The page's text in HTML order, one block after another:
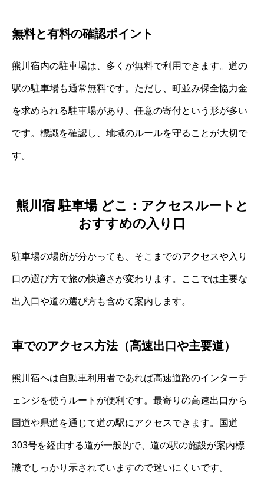
無料と有料の確認ポイント
熊川宿内の駐車場は、多くが無料で利用できます。道の
駅の駐車場も通常無料です。ただし、町並み保全協力金
を求められる駐車場があり、任意の寄付という形が多い
です。標識を確認し、地域のルールを守ることが大切で
す。
熊川宿 駐車場 どこ：アクセスルートと
おすすめの入り口
駐車場の場所が分かっても、そこまでのアクセスや入り
口の選び方で旅の快適さが変わります。ここでは主要な
出入口や道の選び方も含めて案内します。
車でのアクセス方法（高速出口や主要道）
熊川宿へは自動車利用者であれば高速道路のインターチ
ェンジを使うルートが便利です。最寄りの高速出口から
国道や県道を通じて道の駅にアクセスできます。国道
303号を経由する道が一般的で、道の駅の施設が案内標
識でしっかり示されていますので迷いにくいです。